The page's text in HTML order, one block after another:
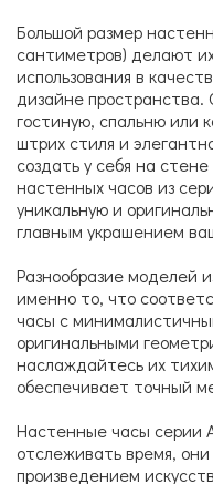
Большой размер
сантиметров) делают
использования в
дизайне пространства.
гостиную, спальню или
штрих стиля и
создать у себя на
настенных часов из
уникальную и
главным украшением
Разнообразие моделей
именно то, что
часы с
оригинальными
наслаждайтесь их
обеспечивает точный
Настенные часы серии
отслеживать время,
произведением